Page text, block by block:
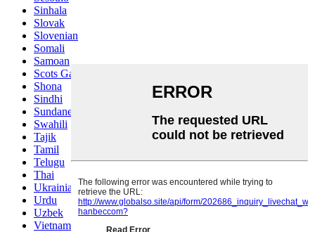
Sinhala
Slovak
Slovenian
Somali
Samoan
Scots Gaelic
Shona
Sindhi
Sundanese
Swahili
Tajik
Tamil
Telugu
Thai
Ukrainian
Urdu
Uzbek
Vietnamese